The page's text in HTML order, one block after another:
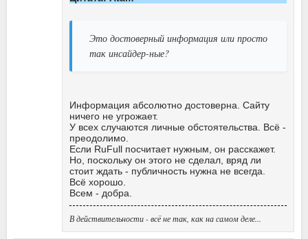
Это достоверный информация или просто
так инсайдер-ные?
Информация абсолютно достоверна. Сайту
ничего не угрожает.
У всех случаются личные обстоятельства. Всё -
преодолимо.
Если RuFull посчитает нужным, он расскажет.
Но, поскольку он этого не сделал, вряд ли
стоит ждать - публичность нужна не всегда.
Всё хорошо.
Всем - добра.
В действительности - всё не так, как на самом деле...